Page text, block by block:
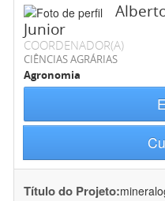
Junior
COORDENADOR(A)
CIÊNCIAS AGRÁRIAS
Agronomia
Título do Projeto: